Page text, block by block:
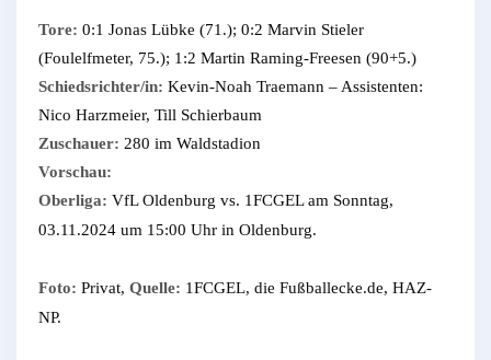
Tore: 0:1 Jonas Lübke (71.); 0:2 Marvin Stieler
(Foulelfmeter, 75.); 1:2 Martin Raming-Freesen (90+5.)
Schiedsrichter/in: Kevin-Noah Traemann – Assistenten:
Nico Harzmeier, Till Schierbaum
Zuschauer: 280 im Waldstadion
Vorschau:
Oberliga: VfL Oldenburg vs. 1FCGEL am Sonntag,
03.11.2024 um 15:00 Uhr in Oldenburg.
Foto: Privat, Quelle: 1FCGEL, die Fußballecke.de, HAZ-
NP.